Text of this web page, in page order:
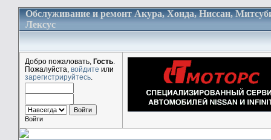
Обслуживание и ремонт Акура, Хонда, Ниссан,
Лексус
Добро пожаловать, Гость
Пожалуйста, войдите или
зарегистрируйтесь
Войти